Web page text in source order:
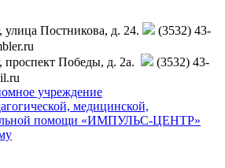
улица Постникова, д. 24.
(3532) 43-
проспект Победы, д. 2а.
(3532) 43-
учреждение
медицинской,
помощи «ИМПУЛЬС-ЦЕНТР»